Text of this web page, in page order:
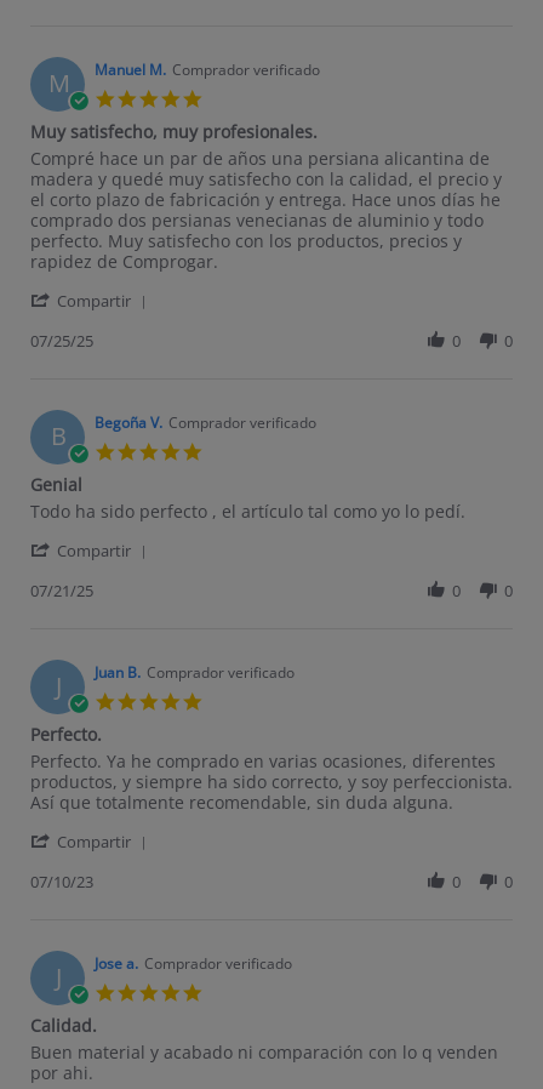
M Manuel M. Comprador verificado
Muy satisfecho, muy profesionales.
Review by Manuel M. on 25 Jul 2025
review stating Muy satisfecho, muy profesionales.
Compré hace un par de años una persiana alicantina de
madera y quedé muy satisfecho con la calidad, el precio y
el corto plazo de fabricación y entrega. Hace unos días he
comprado dos persianas venecianas de aluminio y todo
perfecto. Muy satisfecho con los productos, precios y
rapidez de Comprogar.
Compartir
07/25/25 0 0
B Begoña V. Comprador verificado
Genial
Review by Begoña V. on 21 Jul 2025
review stating Genial
Todo ha sido perfecto , el artículo tal como yo lo pedí.
Compartir
07/21/25 0 0
J Juan B. Comprador verificado
Perfecto.
Review by Juan B. on 10 Jul 2023
review stating Perfecto.
Perfecto. Ya he comprado en varias ocasiones, diferentes
productos, y siempre ha sido correcto, y soy perfeccionista.
Así que totalmente recomendable, sin duda alguna.
Compartir
07/10/23 0 0
J Jose a. Comprador verificado
Calidad.
Review by Jose a. on 22 Feb 2023
review stating Calidad.
Buen material y acabado ni comparación con lo q venden
por ahi.